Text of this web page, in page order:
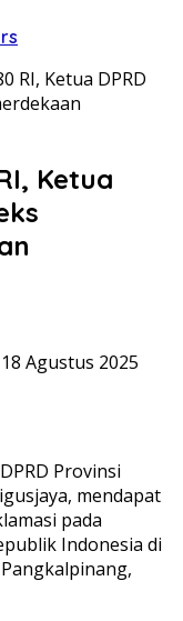
RI, Ketua DPRD
Ketua
Agustus 2025
Provinsi
mendapat
pada
Indonesia di